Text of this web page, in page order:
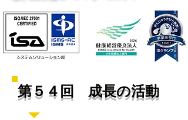
第５４回 成長の活動